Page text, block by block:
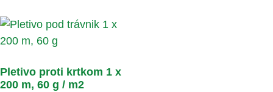
Pletivo proti krtkom 1 x
200 m, 60 g / m2